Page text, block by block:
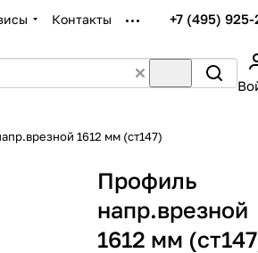
Контакты +7 (495)
1612 мм (ст147)
Профиль
напр.врезной
1612 мм